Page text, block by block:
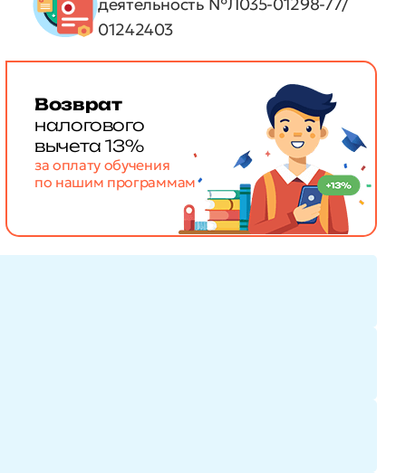
01242403
Возврат
налогового
вычета 13%
за оплату обучения
по нашим программам